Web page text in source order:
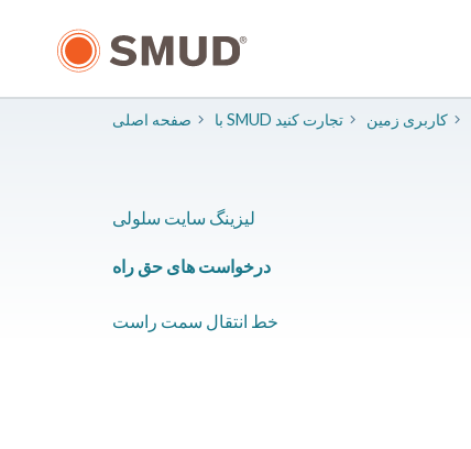
صفحه اصلی با SMUD تجارت کنید ​کاربری زمین
​لیزینگ سایت سلولی
​​درخواست های حق راه
​خط انتقال سمت راست